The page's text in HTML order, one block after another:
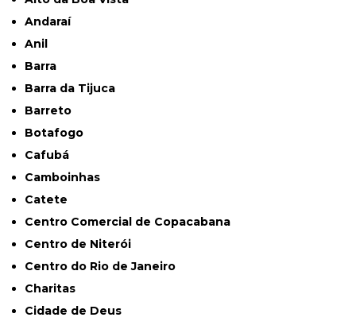
Andaraí
Anil
Barra
Barra da Tijuca
Barreto
Botafogo
Cafubá
Camboinhas
Catete
Centro Comercial de Copacabana
Centro de Niterói
Centro do Rio de Janeiro
Charitas
Cidade de Deus